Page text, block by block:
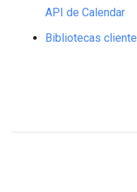
API de Calendar
Bibliotecas cliente